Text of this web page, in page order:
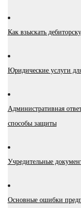
Как взыскать
Юридические услуги
Административная
способы защиты
Учредительные
Основные ошибки